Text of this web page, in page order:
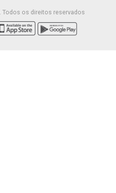
Todos os direitos reservados